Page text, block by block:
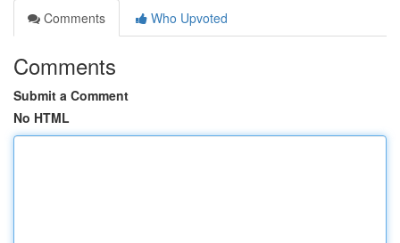
Comments
Who Upvoted
Comments
Submit a Comment
No HTML